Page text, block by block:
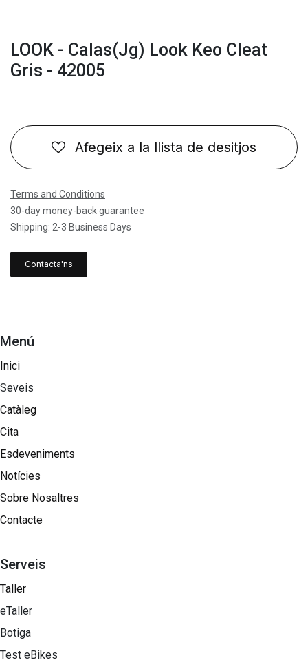
LOOK - Calas(Jg) Look Keo Cleat
Gris - 42005
Afegeix a la llista de desitjos
Terms and Conditions
30-day money-back guarantee
Shipping: 2-3 Business Days
Contacta'ns
Menú
Inici
Seveis
Catàleg
Cita
Esdeveniments
Notícies
Sobre Nosaltres​
Contacte
Serveis
Taller
eTaller
Botiga
Test eBikes